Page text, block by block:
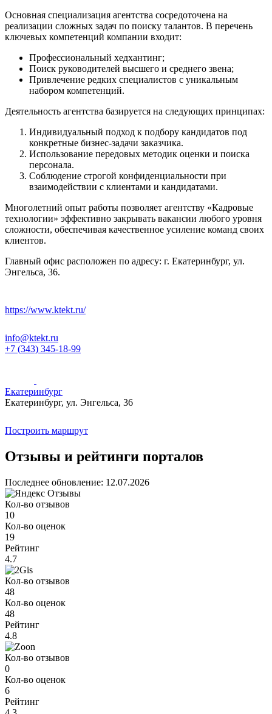
Основная специализация агентства сосредоточена на
реализации сложных задач по поиску талантов. В перечень
ключевых компетенций компании входит:
Профессиональный хедхантинг;
Поиск руководителей высшего и среднего звена;
Привлечение редких специалистов с уникальным
набором компетенций.
Деятельность агентства базируется на следующих принципах:
Индивидуальный подход к подбору кандидатов под
конкретные бизнес-задачи заказчика.
Использование передовых методик оценки и поиска
персонала.
Соблюдение строгой конфиденциальности при
взаимодействии с клиентами и кандидатами.
Многолетний опыт работы позволяет агентству «Кадровые
технологии» эффективно закрывать вакансии любого уровня
сложности, обеспечивая качественное усиление команд своих
клиентов.
Главный офис расположен по адресу: г. Екатеринбург, ул.
Энгельса, 36.
https://www.ktekt.ru/
info@ktekt.ru
+7 (343) 345-18-99
Екатеринбург
Екатеринбург, ул. Энгельса, 36
Leaflet
Построить маршрут
Отзывы и рейтинги порталов
Последнее обновление: 12.07.2026
Кол-во отзывов
10
Кол-во оценок
19
Рейтинг
4.7
Кол-во отзывов
48
Кол-во оценок
48
Рейтинг
4.8
Кол-во отзывов
0
Кол-во оценок
6
Рейтинг